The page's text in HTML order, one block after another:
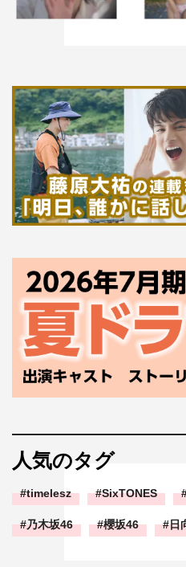
『テイオーの長い休日』©東海テレビ
この素晴らしい崖ロケのシー
第7話からの展開を受けて、
で放送される。船越といえば
その極めつけとも言える場面
のか。
そもそも、熱護はどういう流
ーレへ向けて、物語がさらに
話は必見だ。
なお、第7話は7月15日（土
11時50分～、第8話は7月29
人気のタグ
timelesz SixTONES
乃木坂46 櫻坂46 日